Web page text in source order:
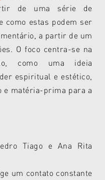
de uma série de
como estas podem ser
a partir de um
O foco centra-se na
como uma ideia
espiritual e estético,
e matéria-prima para a
Tiago e Ana Rita
um contato constante